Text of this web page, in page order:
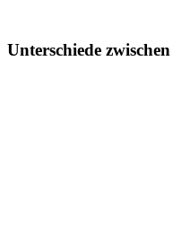
Unterschiede